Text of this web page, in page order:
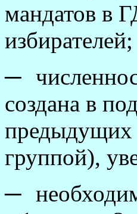
мандатов в
избирателей;
─
создана в
предыдущих
группой),
─